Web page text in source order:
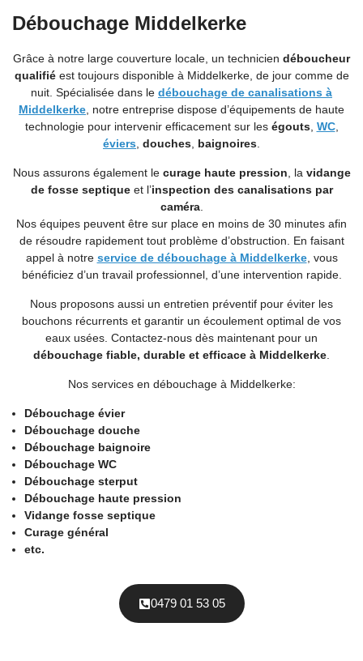
Débouchage Middelkerke
Grâce à notre large couverture locale, un technicien déboucheur
qualifiéest toujours disponible à Middelkerke, de jour comme de
nuit. Spécialisée dans le débouchage de canalisations à
Middelkerke, notre entreprise dispose d’équipements de haute
technologie pour intervenir efficacement sur les égouts, WC,
éviers, douches, baignoires.
Nous assurons également le curage haute pression, lavidange
de fosse septiqueet l’inspection des canalisations par
caméra.
Nos équipes peuvent être sur place en moins de 30 minutes afin
de résoudre rapidement tout problème d’obstruction. En faisant
appel à notre service de débouchage à Middelkerke, vous
bénéficiez d’un travail professionnel, d’une intervention rapide.
Nous proposons aussi un entretien préventif pour éviter les
bouchons récurrents et garantir un écoulement optimal de vos
eaux usées. Contactez-nous dès maintenant pour un
débouchage fiable, durable et efficace à Middelkerke.
Nos services en débouchage à Middelkerke:
Débouchage évier
Débouchage douche
Débouchage baignoire
Débouchage WC
Débouchage sterput
Débouchage haute pression
Vidange fosse septique
Curage général
etc.
0479 01 53 05